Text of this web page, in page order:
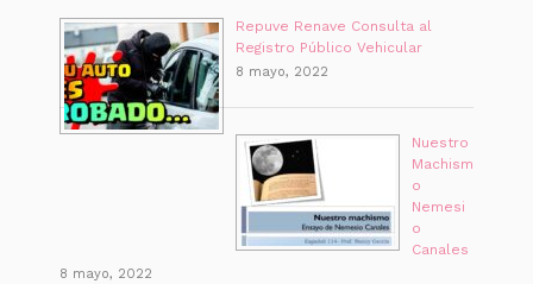
Repuve Renave Consulta al
Registro Público Vehicular
8 mayo, 2022
Nuestro
Machism
o
Nemesi
o
Canales
8 mayo, 2022